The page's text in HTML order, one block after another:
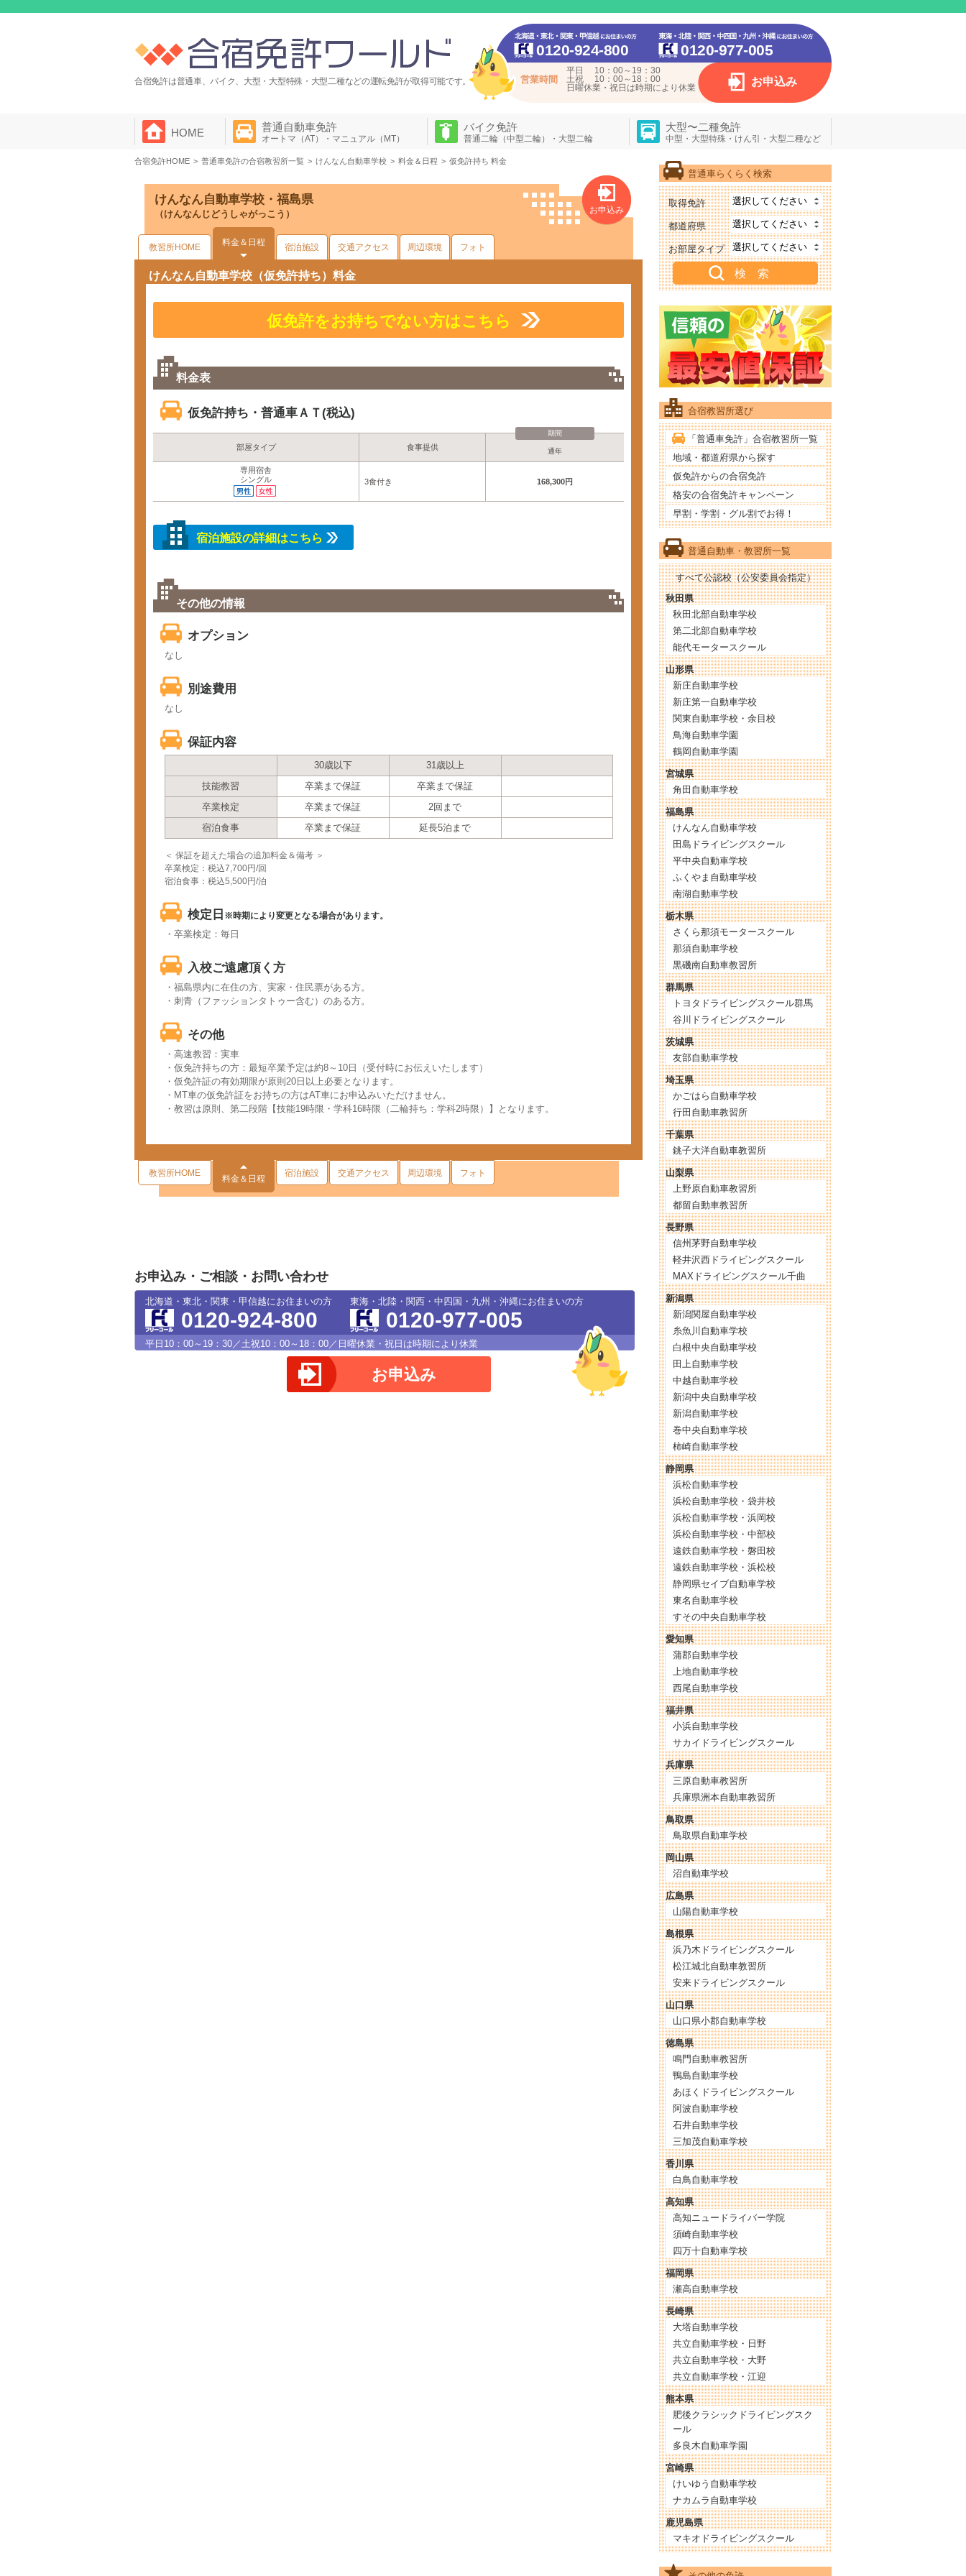
合宿免許は普通車、バイク、大型・大型特殊・大型二種などの運転免許が取得可能です。
0120-924-800 0120-977-005
営業時間
平日 10：00～19：30
土祝 10：00～18：00
日曜休業・祝日は時期により休業
お申込み
HOME 普通自動車免許
オートマ（AT）・マニュアル（MT）
バイク免許
普通二輪（中型二輪）・大型二輪
大型〜二種免許
中型・大型特殊・けん引・大型二種など
合宿免許HOME 普通車免許の合宿教習所一覧 けんなん自動車学校 料金＆日程 仮免許持ち 料金
けんなん自動車学校・福島県
（けんなんじどうしゃがっこう） お申込み
教習所HOME 料金＆日程 宿泊施設 交通アクセス 周辺環境 フォト
けんなん自動車学校（仮免許持ち）料金
仮免許をお持ちでない方はこちら
料金表
仮免許持ち・普通車ＡＴ(税込)
部屋タイプ 食事提供
期間
通年
専用宿舎
シングル
3食付き 168,300円
宿泊施設の詳細はこちら
その他の情報
オプション
なし
別途費用
なし
保証内容
30歳以下
31歳以上
技能教習
卒業まで保証
卒業まで保証
卒業検定
卒業まで保証
2回まで
宿泊食事
卒業まで保証 延長5泊まで
＜ 保証を超えた場合の追加料金＆備考 ＞
卒業検定：税込7,700円/回
宿泊食事：税込5,500円/泊
検定日 ※時期により変更となる場合があります。
・卒業検定：毎日
入校ご遠慮頂く方
・福島県内に在住の方、実家・住民票がある方。
・刺青（ファッションタトゥー含む）のある方。
その他
・高速教習：実車
・仮免許持ちの方：最短卒業予定は約8～10日（受付時にお伝えいたします）
・仮免許証の有効期限が原則20日以上必要となります。
・MT車の仮免許証をお持ちの方はAT車にお申込みいただけません。
・教習は原則、第二段階【技能19時限・学科16時限（二輪持ち：学科2時限）】となります。
教習所HOME
料金＆日程
宿泊施設 交通アクセス 周辺環境 フォト
お申込み・ご相談・お問い合わせ
北海道・東北・関東・甲信越にお住まいの方
0120-924-800
東海・北陸・関西・中四国・九州・沖縄にお住まいの方
0120-977-005
平日10：00～19：30／土祝10：00～18：00／日曜休業・祝日は時期により休業
お申込み
普通車らくらく検索
取得免許
都道府県
お部屋タイプ
合宿教習所選び
「普通車免許」合宿教習所一覧
地域・都道府県から探す
仮免許からの合宿免許
格安の合宿免許キャンペーン
早割・学割・グル割でお得！
普通自動車・教習所一覧
すべて公認校（公安委員会指定）
秋田県
秋田北部自動車学校
第二北部自動車学校
能代モータースクール
山形県
新庄自動車学校
新庄第一自動車学校
関東自動車学校・余目校
鳥海自動車学園
鶴岡自動車学園
宮城県
角田自動車学校
福島県
けんなん自動車学校
田島ドライビングスクール
平中央自動車学校
ふくやま自動車学校
南湖自動車学校
栃木県
さくら那須モータースクール
那須自動車学校
黒磯南自動車教習所
群馬県
トヨタドライビングスクール群馬
谷川ドライビングスクール
茨城県
友部自動車学校
埼玉県
かごはら自動車学校
行田自動車教習所
千葉県
銚子大洋自動車教習所
山梨県
上野原自動車教習所
都留自動車教習所
長野県
信州茅野自動車学校
軽井沢西ドライビングスクール
MAXドライビングスクール千曲
新潟県
新潟関屋自動車学校
糸魚川自動車学校
白根中央自動車学校
田上自動車学校
中越自動車学校
新潟中央自動車学校
新潟自動車学校
巻中央自動車学校
柿崎自動車学校
静岡県
浜松自動車学校
浜松自動車学校・袋井校
浜松自動車学校・浜岡校
浜松自動車学校・中部校
遠鉄自動車学校・磐田校
遠鉄自動車学校・浜松校
静岡県セイブ自動車学校
東名自動車学校
すその中央自動車学校
愛知県
蒲郡自動車学校
上地自動車学校
西尾自動車学校
福井県
小浜自動車学校
サカイドライビングスクール
兵庫県
三原自動車教習所
兵庫県洲本自動車教習所
鳥取県
鳥取県自動車学校
岡山県
沼自動車学校
広島県
山陽自動車学校
島根県
浜乃木ドライビングスクール
松江城北自動車教習所
安来ドライビングスクール
山口県
山口県小郡自動車学校
徳島県
鳴門自動車教習所
鴨島自動車学校
あほくドライビングスクール
阿波自動車学校
石井自動車学校
三加茂自動車学校
香川県
白鳥自動車学校
高知県
高知ニュードライバー学院
須崎自動車学校
四万十自動車学校
福岡県
瀬高自動車学校
長崎県
大塔自動車学校
共立自動車学校・日野
共立自動車学校・大野
共立自動車学校・江迎
熊本県
肥後クラシックドライビングスク
ール
多良木自動車学園
宮崎県
けいゆう自動車学校
ナカムラ自動車学校
鹿児島県
マキオドライビングスクール